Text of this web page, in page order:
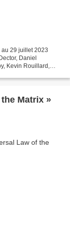
29 juillet 2023
Daniel
Kevin Rouillard,
Matrix »